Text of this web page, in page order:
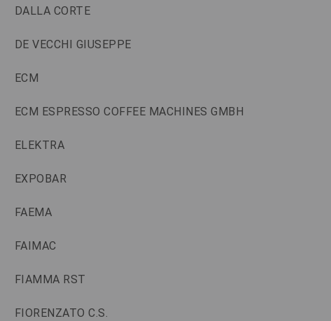
DALLA CORTE
DE VECCHI GIUSEPPE
ECM
ECM ESPRESSO COFFEE MACHINES GMBH
ELEKTRA
EXPOBAR
FAEMA
FAIMAC
FIAMMA RST
FIORENZATO C.S.